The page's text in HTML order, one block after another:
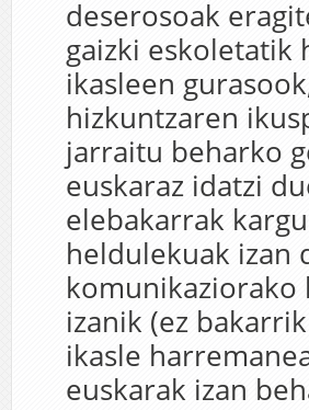
deserosoak
gaizki eskoletatik
ikasleen
hizkuntzaren
jarraitu beharko
euskaraz idatzi
elebakarrak
heldulekuak izan
komunikaziorako
izanik (ez
ikasle
euskarak izan